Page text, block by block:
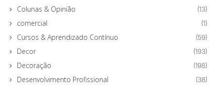
Colunas & Opinião (13)
comercial (1)
Cursos & Aprendizado Contínuo (59)
Decor (193)
Decoração (198)
Desenvolvimento Profissional (38)